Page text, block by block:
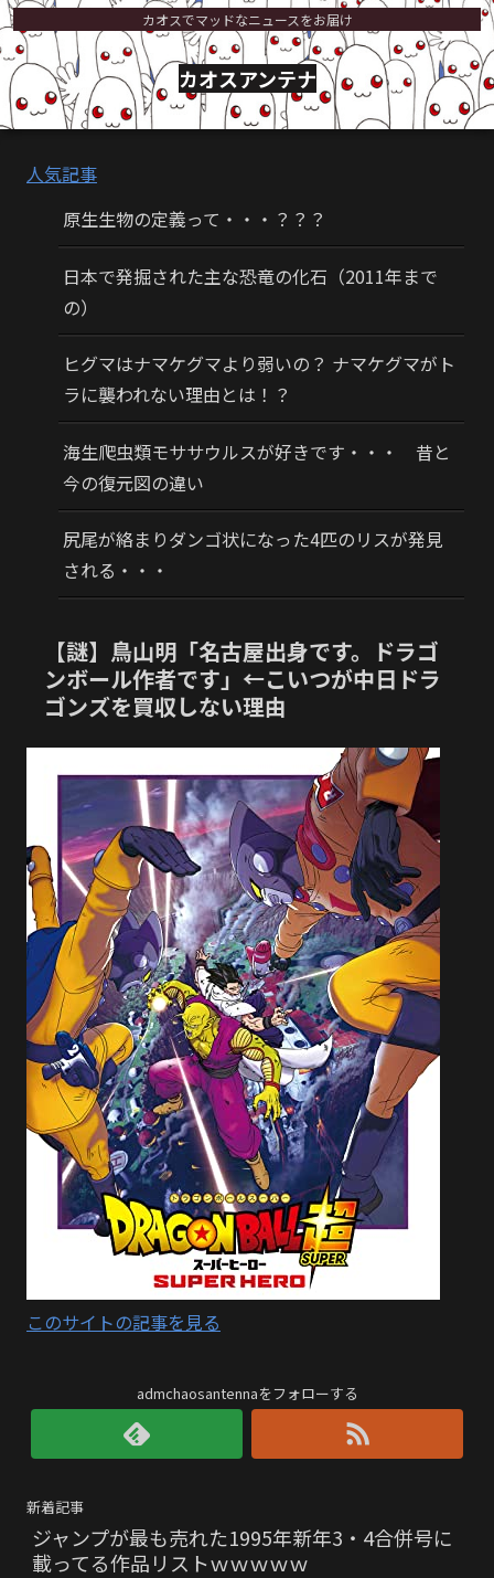
カオスでマッドなニュースをお届け
カオスアンテナ
人気記事
原生生物の定義って・・・？？？
日本で発掘された主な恐竜の化石（2011年まで
の）
ヒグマはナマケグマより弱いの？ ナマケグマがト
ラに襲われない理由とは！？
海生爬虫類モササウルスが好きです・・・ 昔と
今の復元図の違い
尻尾が絡まりダンゴ状になった4匹のリスが発見
される・・・
【謎】鳥山明「名古屋出身です。ドラゴ
ンボール作者です」←こいつが中日ドラ
ゴンズを買収しない理由
このサイトの記事を見る
admchaosantennaをフォローする
新着記事
ジャンプが最も売れた1995年新年3・4合併号に
載ってる作品リストｗｗｗｗｗ